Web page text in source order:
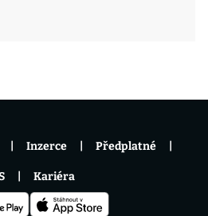
Inzerce Předplatné
Kariéra